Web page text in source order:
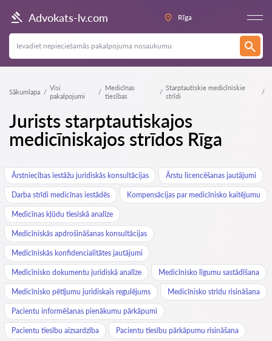
Advokats-lv.com Rīga
Sākumlapa
Visi
pakalpojumi
Medicīnas
tiesības
Starptautiskie medicīniskie
strīdi
Jurists starptautiskajos
medicīniskajos strīdos Rīga
Ārstniecības iestāžu juridiskās konsultācijas Ārstu licencēšanas jautājumi
Darba strīdi medicīnas iestādēs Kompensācijas par medicīnisko kaitējumu
Medicīnas kļūdu tiesiskā analīze
Medicīniskās apdrošināšanas konsultācijas
Medicīniskās konfidencialitātes jautājumi
Medicīnisko dokumentu juridiskā analīze Medicīnisko līgumu sastādīšana
Medicīnisko pētījumu juridiskais regulējums Medicīnisko strīdu risināšana
Pacientu informēšanas pienākumu pārkāpumi
Pacientu tiesību aizsardzība Pacientu tiesību pārkāpumu risināšana